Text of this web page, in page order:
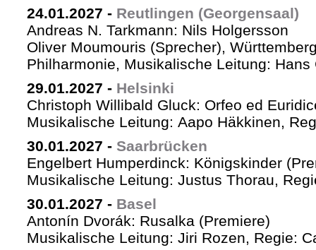
24.01.2027 - Reutlingen (Georgensaal)
Andreas N. Tarkmann: Nils Holgersson
Oliver Moumouris (Sprecher),
Philharmonie, Musikalische Leitung: Hans
29.01.2027 - Helsinki
Christoph Willibald Gluck: Orfeo ed
Musikalische Leitung: Aapo Häkkinen,
30.01.2027 - Saarbrücken
Engelbert Humperdinck: Königskinder
Musikalische Leitung: Justus Thorau,
30.01.2027 - Basel
Antonín Dvorák: Rusalka (Premiere)
Musikalische Leitung: Jiri Rozen, Regie: